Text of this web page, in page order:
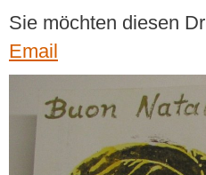
Sie möchten diesen
Email